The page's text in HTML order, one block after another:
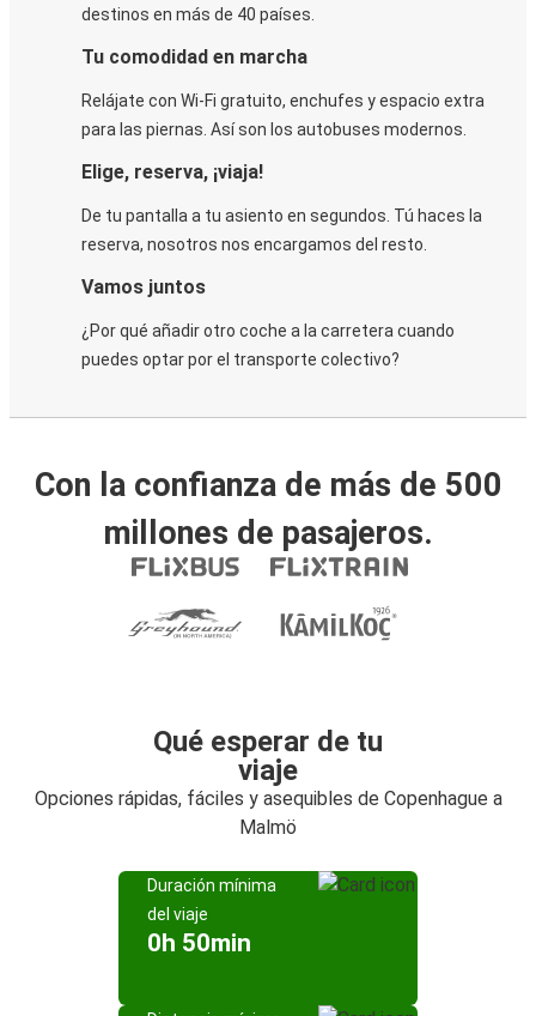
destinos en más de 40 países.
Tu comodidad en marcha
Relájate con Wi-Fi gratuito, enchufes y espacio extra
para las piernas. Así son los autobuses modernos.
Elige, reserva, ¡viaja!
De tu pantalla a tu asiento en segundos. Tú haces la
reserva, nosotros nos encargamos del resto.
Vamos juntos
¿Por qué añadir otro coche a la carretera cuando
puedes optar por el transporte colectivo?
Con la confianza de más de 500
millones de pasajeros.
Qué esperar de tu
viaje
Opciones rápidas, fáciles y asequibles de Copenhague a
Malmö
Duración mínima
del viaje
0h 50min